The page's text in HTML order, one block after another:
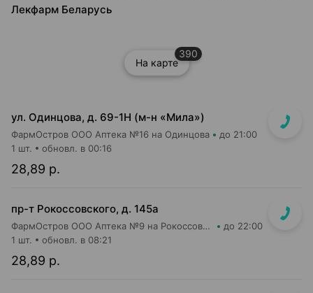
Лекфарм Беларусь
На карте
390
ул. Одинцова, д. 69-1Н (м-н «Мила»)
ФармОстров ООО Аптека №16 на Одинцова до 21:00
28,89 р.
1 шт. обновл. в 00:16
пр-т Рокоссовского, д. 145а
ФармОстров ООО Аптека №9 на Рокоссовского до 22:00
28,89 р.
1 шт. обновл. в 08:21